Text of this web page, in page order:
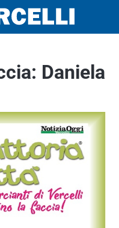
Daniela